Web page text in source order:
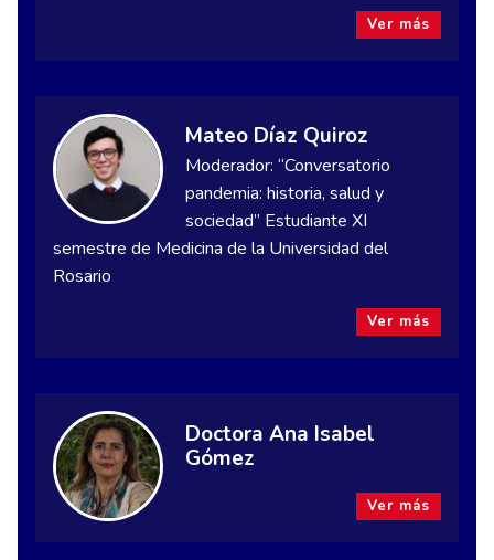
Ver más
Mateo Díaz Quiroz
Moderador: “Conversatorio
pandemia: historia, salud y
sociedad” Estudiante XI
semestre de Medicina de la Universidad del
Rosario
Ver más
Doctora Ana Isabel
Gómez
Ver más